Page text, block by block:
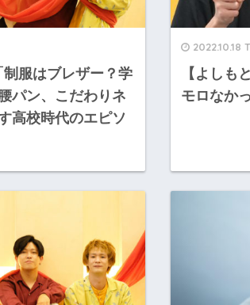
制服はブレザー？学
パン、こだわりネ
高校時代のエピソ
2022.10.18
【よしも
モロなか